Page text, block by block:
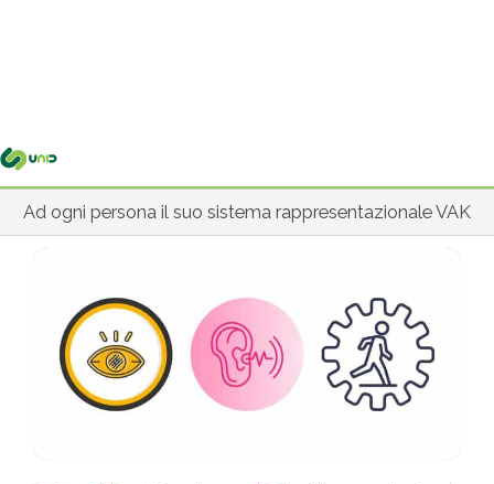
Ad ogni persona il suo sistema rappresentazionale VAK